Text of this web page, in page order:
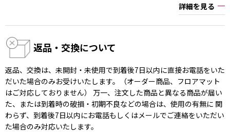
詳細を見る
返品・交換について
返品、交換は、未開封・未使用で到着後7日以内に直接お電話をいた
だいた場合のみお受けいたします。（オーダー商品、フロアマット
はご対応しておりません） 万一、注文した商品と異なる商品が届い
た、または到着時の破損・初期不良などの場合は、使用の有無に 関
わらず、到着後7日以内にお電話もしくはメールでご連絡をいただい
た場合のみ対応いたします。